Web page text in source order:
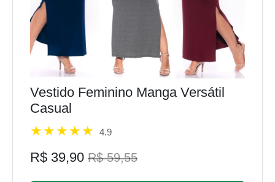
Vestido Feminino Manga Versátil
Casual
4.9
R$ 39,90 R$ 59,55